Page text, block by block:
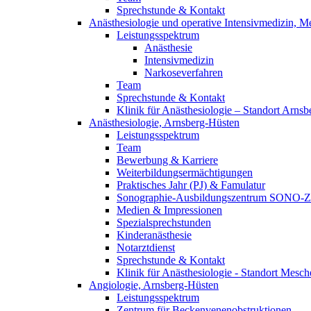
Sprechstunde & Kontakt
Anästhesiologie und operative Intensivmedizin,
Leistungsspektrum
Anästhesie
Intensivmedizin
Narkoseverfahren
Team
Sprechstunde & Kontakt
Klinik für Anästhesiologie – Standort
Anästhesiologie, Arnsberg-Hüsten
Leistungsspektrum
Team
Bewerbung & Karriere
Weiterbildungsermächtigungen
Praktisches Jahr (PJ) & Famulatur
Sonographie-Ausbildungszentrum SONO-
Medien & Impressionen
Spezialsprechstunden
Kinderanästhesie
Notarztdienst
Sprechstunde & Kontakt
Klinik für Anästhesiologie - Standort
Angiologie, Arnsberg-Hüsten
Leistungsspektrum